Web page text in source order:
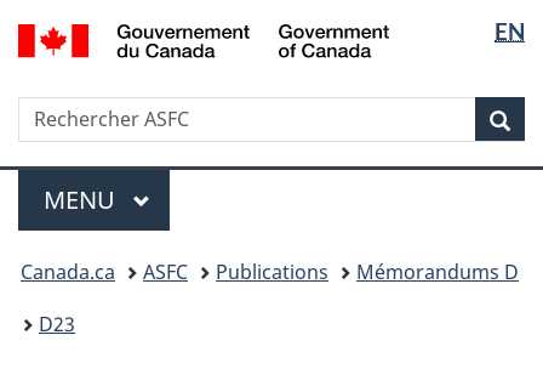
Passer
au
Passer
à
HTML
simplifiée
la
langue
EN
Recherche
Rechercher
ASFC
Menu
MENU PRINCIPAL
êtes
ici
Canada.ca ASFC Publications
Mémorandums D
D23